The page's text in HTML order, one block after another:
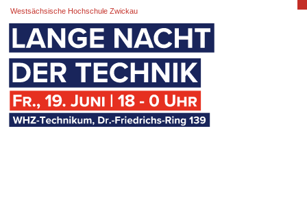
Westsächsische Hochschule Zwickau